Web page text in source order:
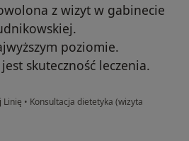
z wizyt w gabinecie
poziomie.
skuteczność leczenia.
Linię • Konsultacja dietetyka (wizyta